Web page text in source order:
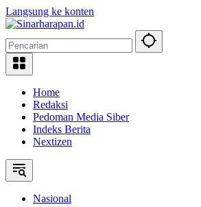
Langsung ke konten
Home
Redaksi
Pedoman Media Siber
Indeks Berita
Nextizen
Nasional